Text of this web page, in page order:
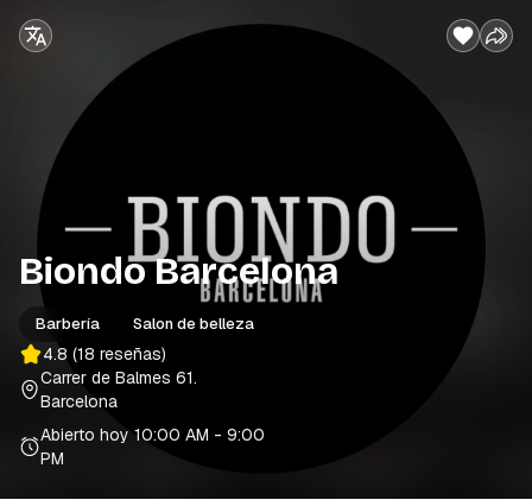
Biondo Barcelona
Barbería Salon de belleza
4.8 (18 reseñas)
Carrer de Balmes 61.
Barcelona
Abierto hoy 10:00 AM - 9:00
PM